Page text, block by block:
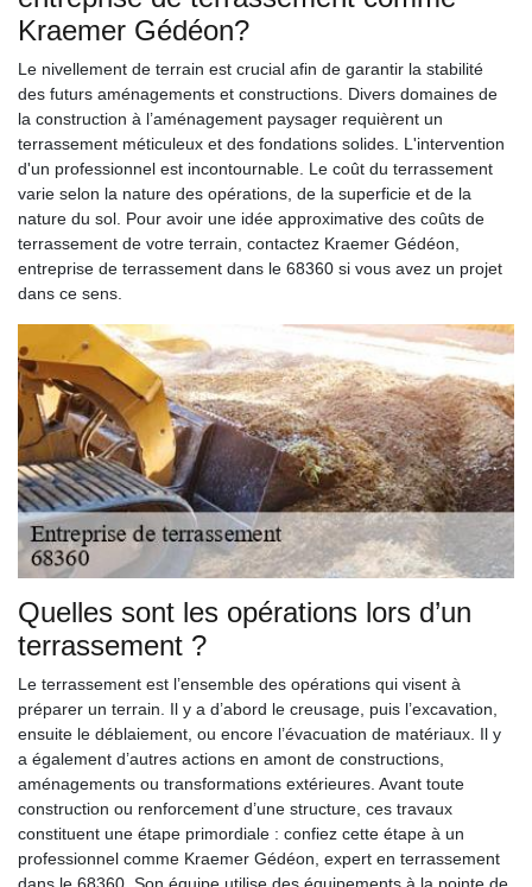
Kraemer Gédéon?
Le nivellement de terrain est crucial afin de garantir la stabilité
des futurs aménagements et constructions. Divers domaines de
la construction à l’aménagement paysager requièrent un
terrassement méticuleux et des fondations solides. L'intervention
d'un professionnel est incontournable. Le coût du terrassement
varie selon la nature des opérations, de la superficie et de la
nature du sol. Pour avoir une idée approximative des coûts de
terrassement de votre terrain, contactez Kraemer Gédéon,
entreprise de terrassement dans le 68360 si vous avez un projet
dans ce sens.
Quelles sont les opérations lors d’un
terrassement ?
Le terrassement est l’ensemble des opérations qui visent à
préparer un terrain. Il y a d’abord le creusage, puis l’excavation,
ensuite le déblaiement, ou encore l’évacuation de matériaux. Il y
a également d’autres actions en amont de constructions,
aménagements ou transformations extérieures. Avant toute
construction ou renforcement d’une structure, ces travaux
constituent une étape primordiale : confiez cette étape à un
professionnel comme Kraemer Gédéon, expert en terrassement